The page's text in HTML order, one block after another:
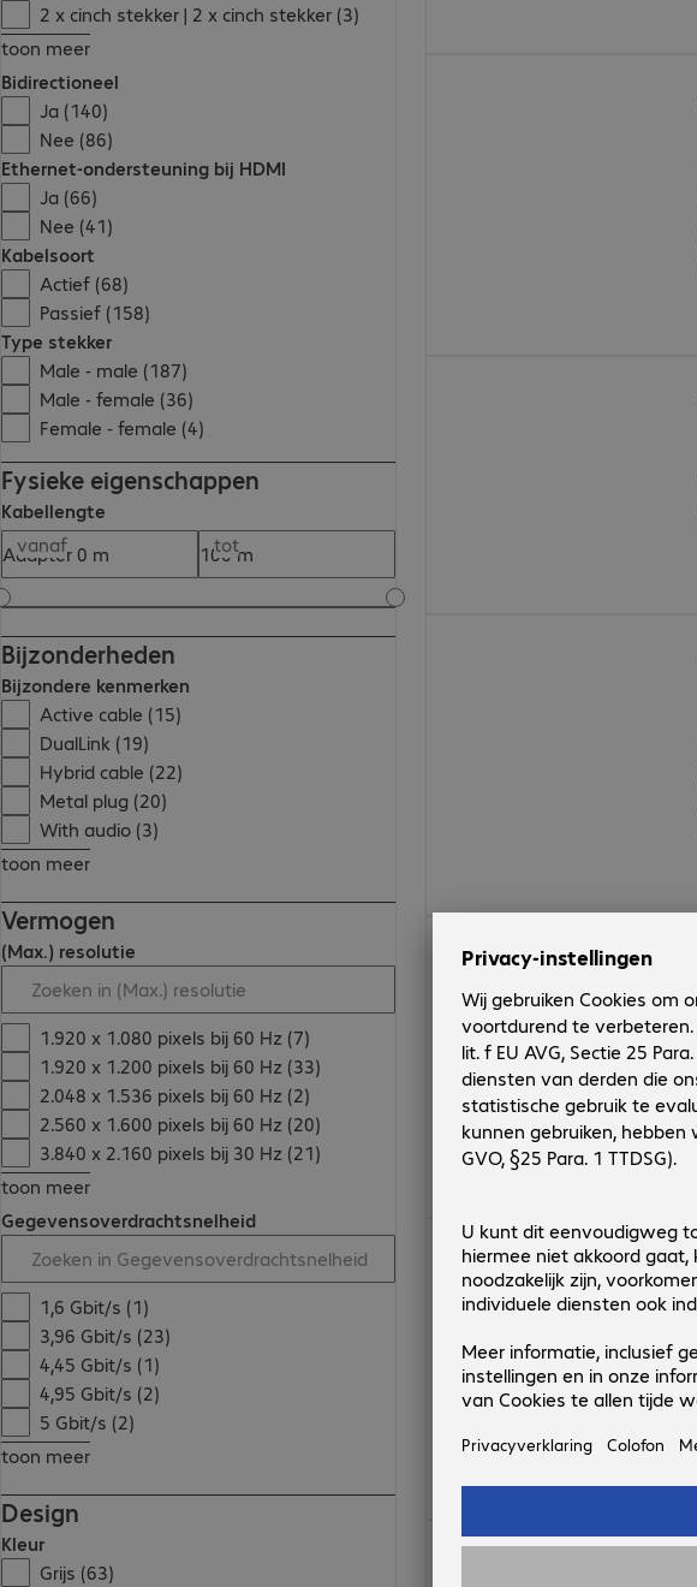
2 x cinch stekker | 2 x cinch stekker (3)
toon meer
Bidirectioneel
Ja (140)
Nee (86)
Ethernet-ondersteuning bij HDMI
Ja (66)
Nee (41)
Kabelsoort
Actief (68)
Passief (158)
Type stekker
Male - male (187)
Male - female (36)
Female - female (4)
Fysieke eigenschappen
Kabellengte
vanaf
tot
Bijzonderheden
Bijzondere kenmerken
Active cable (15)
DualLink (19)
Hybrid cable (22)
Metal plug (20)
With audio (3)
toon meer
Vermogen
(Max.) resolutie
1.920 x 1.080 pixels bij 60 Hz (7)
1.920 x 1.200 pixels bij 60 Hz (33)
2.048 x 1.536 pixels bij 60 Hz (2)
2.560 x 1.600 pixels bij 60 Hz (20)
3.840 x 2.160 pixels bij 30 Hz (21)
toon meer
Gegevensoverdrachtsnelheid
1,6 Gbit/s (1)
3,96 Gbit/s (23)
4,45 Gbit/s (1)
4,95 Gbit/s (2)
5 Gbit/s (2)
toon meer
Design
Kleur
Grijs (63)
€ 63,99
€ 125,49